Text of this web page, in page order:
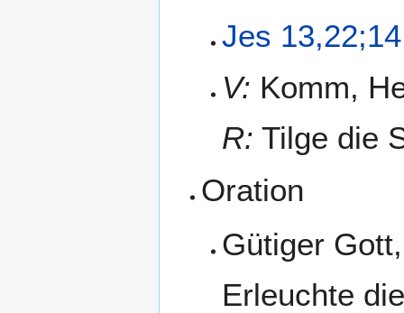
Jes
V: Komm,
R: Tilge die
Oration
Gütiger
Erleuchte